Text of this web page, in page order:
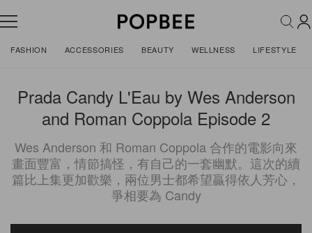
FASHION ACCESSORIES BEAUTY WELLNESS LIFESTYLE
Prada Candy L'Eau by Wes Anderson
and Roman Coppola Episode 2
Wes Anderson 和 Roman Coppola 合作的電影向來
畫面豐富，情節搞怪，有自己的一套幽默。這次的續
篇比上集更加歡樂，兩位男士都希望贏得依人芳心，
爭相要為 Candy